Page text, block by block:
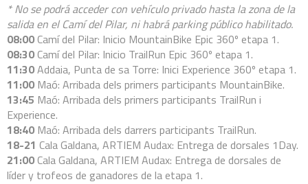
TRAILRUN EPIC 360º
EXPERIENCE 360º
MOUNTAINBIKE EPIC 360º
1DAY
* No se podrá acceder con vehículo privado hasta la zona de la
salida en el Camí del Pilar, ni habrá parking público habilitado.
08:00 Camí del Pilar: Inicio MountainBike Epic 360º etapa 1.
08:30 Camí del Pilar: Inicio TrailRun Epic 360º etapa 1.
11:30Addaia, Punta de sa Torre: Inici Experience 360º etapa 1.
11:00 Maó: Arribada dels primers participants MountainBike.
13:45 Maó: Arribada dels primers participants TrailRun i
Experience.
18:40 Maó: Arribada dels darrers participants TrailRun.
18-21 Cala Galdana, ARTIEM Audax: Entrega de dorsales 1Day.
21:00 Cala Galdana, ARTIEM Audax: Entrega de dorsales de
líder y trofeos de ganadores de la etapa 1.